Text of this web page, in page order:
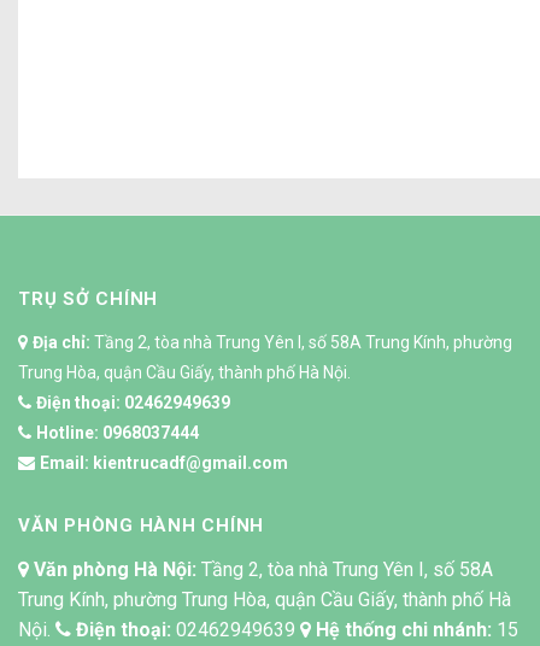
TRỤ SỞ CHÍNH
Địa chỉ: Tầng 2, tòa nhà Trung Yên I, số 58A Trung Kính, phường
Trung Hòa, quận Cầu Giấy, thành phố Hà Nội.
Điện thoại: 02462949639
Hotline: 0968037444
Email: kientrucadf@gmail.com
VĂN PHÒNG HÀNH CHÍNH
Văn phòng Hà Nội: Tầng 2, tòa nhà Trung Yên I, số 58A
Trung Kính, phường Trung Hòa, quận Cầu Giấy, thành phố Hà
Nội.
Điện thoại: 02462949639 Hệ thống chi nhánh: 15